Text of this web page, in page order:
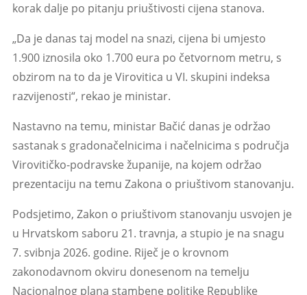
korak dalje po pitanju priuštivosti cijena stanova.
„Da je danas taj model na snazi, cijena bi umjesto
1.900 iznosila oko 1.700 eura po četvornom metru, s
obzirom na to da je Virovitica u VI. skupini indeksa
razvijenosti“, rekao je ministar.
Nastavno na temu, ministar Bačić danas je održao
sastanak s gradonačelnicima i načelnicima s područja
Virovitičko-podravske županije, na kojem održao
prezentaciju na temu Zakona o priuštivom stanovanju.
Podsjetimo, Zakon o priuštivom stanovanju usvojen je
u Hrvatskom saboru 21. travnja, a stupio je na snagu
7. svibnja 2026. godine. Riječ je o krovnom
zakonodavnom okviru donesenom na temelju
Nacionalnog plana stambene politike Republike